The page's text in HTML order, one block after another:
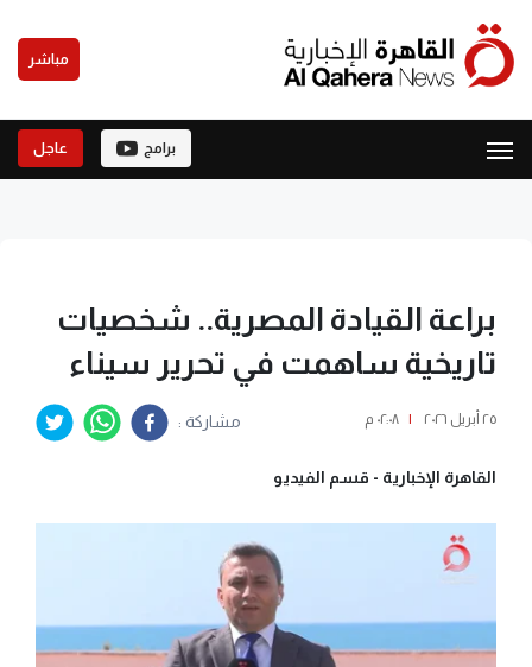
مباشر
برامج عاجل
براعة القيادة المصرية.. شخصيات
تاريخية ساهمت في تحرير سيناء
٢٥ أبريل ٢٠٢٦ | ٠٢:٠٨ م مشاركة :
القاهرة الإخبارية - قسم الفيديو